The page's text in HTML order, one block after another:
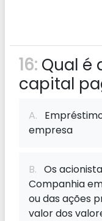
16: Qual é
capital
A.
empresa
B. Os
Companhia
ou das ações
valor dos